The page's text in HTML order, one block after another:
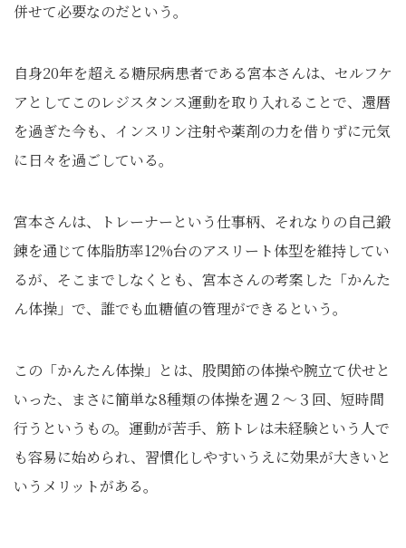
併せて必要なのだという。
自身20年を超える糖尿病患者である宮本さんは、セルフケ
アとしてこのレジスタンス運動を取り入れることで、還暦
を過ぎた今も、インスリン注射や薬剤の力を借りずに元気
に日々を過ごしている。
宮本さんは、トレーナーという仕事柄、それなりの自己鍛
錬を通じて体脂肪率12%台のアスリート体型を維持してい
るが、そこまでしなくとも、宮本さんの考案した「かんた
ん体操」で、誰でも血糖値の管理ができるという。
この「かんたん体操」とは、股関節の体操や腕立て伏せと
いった、まさに簡単な8種類の体操を週２～３回、短時間
行うというもの。運動が苦手、筋トレは未経験という人で
も容易に始められ、習慣化しやすいうえに効果が大きいと
いうメリットがある。